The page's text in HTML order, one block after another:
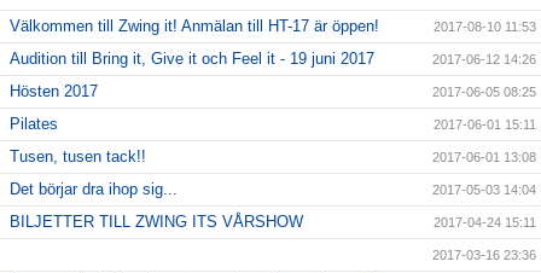
Välkommen till Zwing it! Anmälan till HT-17 är öppen! 2017-08-10 11:53
Audition till Bring it, Give it och Feel it - 19 juni 2017 2017-06-12 14:26
Hösten 2017 2017-06-05 08:25
Pilates 2017-06-01 15:11
Tusen, tusen tack!! 2017-06-01 13:08
Det börjar dra ihop sig... 2017-05-03 14:04
BILJETTER TILL ZWING ITS VÅRSHOW 2017-04-24 15:11
2017-03-16 23:36